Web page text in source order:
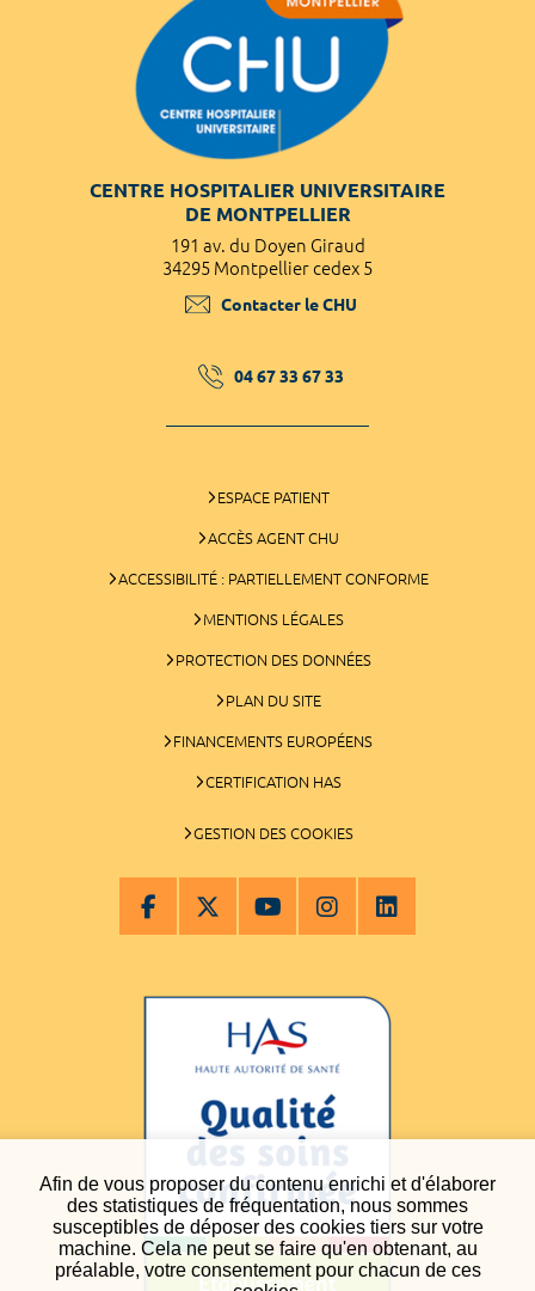
Afin de vous proposer du contenu enrichi et d'élaborer
des statistiques de fréquentation, nous sommes
susceptibles de déposer des cookies tiers sur votre
machine. Cela ne peut se faire qu'en obtenant, au
préalable, votre consentement pour chacun de ces
CENTRE HOSPITALIER UNIVERSITAIRE
DE MONTPELLIER
191 av. du Doyen Giraud
34295 Montpellier cedex 5
Contacter le CHU
04 67 33 67 33
ESPACE PATIENT
ACCÈS AGENT CHU
ACCESSIBILITÉ : PARTIELLEMENT CONFORME
MENTIONS LÉGALES
PROTECTION DES DONNÉES
PLAN DU SITE
FINANCEMENTS EUROPÉENS
CERTIFICATION HAS
GESTION DES COOKIES